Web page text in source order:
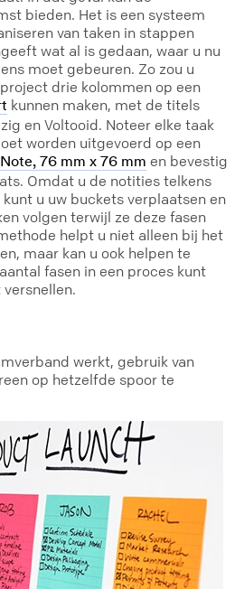
bieden. Het is een systeem
van taken in stappen
wat al is gedaan, waar u nu
moet gebeuren. Zo zou u
drie kolommen op een
kunnen maken, met de titels
en Voltooid. Noteer elke taak
worden uitgevoerd op een
76 mm x 76 mm en bevestig
Omdat u de notities telkens
u uw buckets verplaatsen en
volgen terwijl ze deze fasen
helpt u niet alleen bij het
maar kan u ook helpen te
fasen in een proces kunt
werkt, gebruik van
op hetzelfde spoor te